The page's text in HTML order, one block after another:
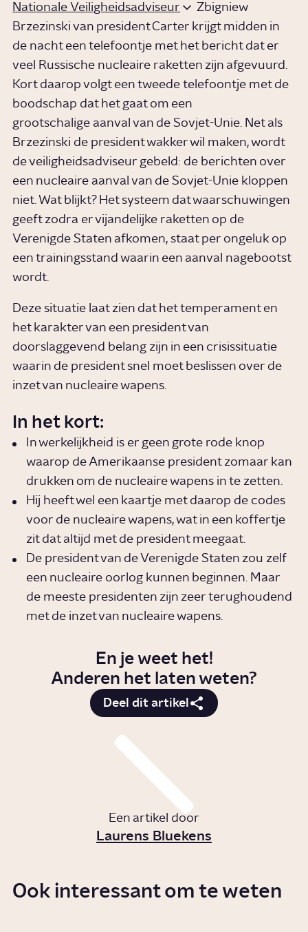
Nationale Veiligheidsadviseur
Zbigniew
Brzezinski van president Carter krijgt midden in
de nacht een telefoontje met het bericht dat er
veel Russische nucleaire raketten zijn afgevuurd.
Kort daarop volgt een tweede telefoontje met de
boodschap dat het gaat om een
grootschalige aanval van de Sovjet-Unie. Net als
Brzezinski de president wakker wil maken, wordt
de veiligheidsadviseur gebeld: de berichten over
een nucleaire aanval van de Sovjet-Unie kloppen
niet. Wat blijkt? Het systeem dat waarschuwingen
geeft zodra er vijandelijke raketten op de
Verenigde Staten afkomen, staat per ongeluk op
een trainingsstand waarin een aanval nagebootst
wordt.
Deze situatie laat zien dat het temperament en
het karakter van een president van
doorslaggevend belang zijn in een crisissituatie
waarin de president snel moet beslissen over de
inzet van nucleaire wapens.
In het kort:
In werkelijkheid is er geen grote rode knop
waarop de Amerikaanse president zomaar kan
drukken om de nucleaire wapens in te zetten.
Hij heeft wel een kaartje met daarop de codes
voor de nucleaire wapens, wat in een koffertje
zit dat altijd met de president meegaat.
De president van de Verenigde Staten zou zelf
een nucleaire oorlog kunnen beginnen. Maar
de meeste presidenten zijn zeer terughoudend
met de inzet van nucleaire wapens.
En je weet het!
Anderen het laten weten?
Deel dit artikel
Een artikel door
Laurens Bluekens
Ook interessant om te weten